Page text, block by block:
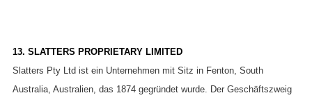
13. SLATTERS PROPRIETARY LIMITED
Slatters Pty Ltd ist ein Unternehmen mit Sitz in Fenton, South
Australia, Australien, das 1874 gegründet wurde. Der Geschäftszweig